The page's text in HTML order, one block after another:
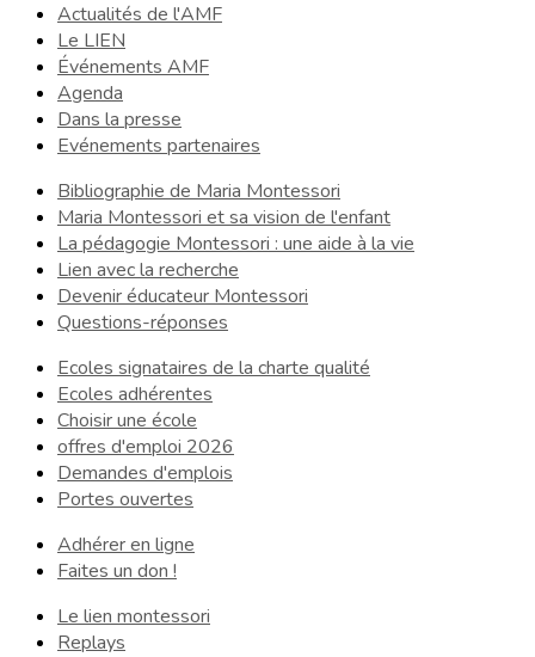
Actualités de l'AMF
Le LIEN
Événements AMF
Agenda
Dans la presse
Evénements partenaires
Bibliographie de Maria Montessori
Maria Montessori et sa vision de l'enfant
La pédagogie Montessori : une aide à la vie
Lien avec la recherche
Devenir éducateur Montessori
Questions-réponses
Ecoles signataires de la charte qualité
Ecoles adhérentes
Choisir une école
offres d'emploi 2026
Demandes d'emplois
Portes ouvertes
Adhérer en ligne
Faites un don !
Le lien montessori
Replays